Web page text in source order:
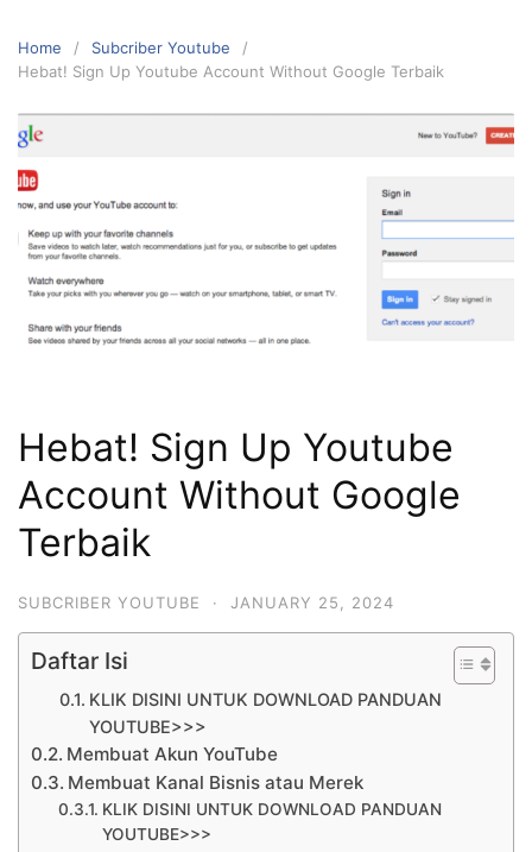
Home
Subcriber Youtube
Hebat! Sign Up Youtube Account Without Google Terbaik
Hebat! Sign Up Youtube
Account Without Google
Terbaik
SUBCRIBER YOUTUBE · JANUARY 25, 2024
Daftar Isi
KLIK DISINI UNTUK DOWNLOAD PANDUAN
YOUTUBE>>>
Membuat Akun YouTube
Membuat Kanal Bisnis atau Merek
KLIK DISINI UNTUK DOWNLOAD PANDUAN
YOUTUBE>>>